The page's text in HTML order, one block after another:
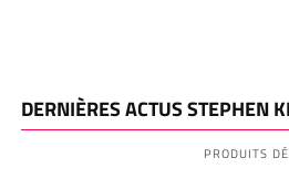
DERNIÈRES ACTUS STEPHEN
PRODUITS